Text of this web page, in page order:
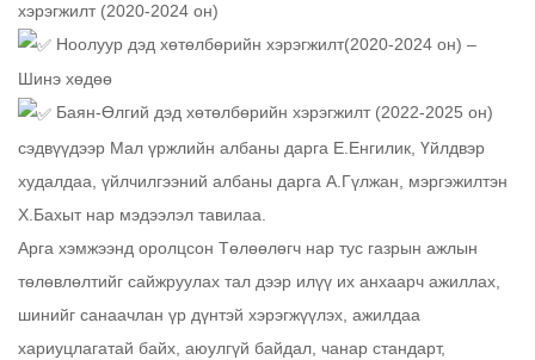
хэрэгжилт (2020-2024 он)
Ноолуур дэд хөтөлбөрийн хэрэгжилт(2020-2024 он) –
Шинэ хөдөө
Баян-Өлгий дэд хөтөлбөрийн хэрэгжилт (2022-2025 он)
сэдвүүдээр Мал үржлийн албаны дарга Е.Енгилик, Үйлдвэр
худалдаа, үйлчилгээний албаны дарга А.Гүлжан, мэргэжилтэн
Х.Бахыт нар мэдээлэл тавилаа.
Арга хэмжээнд оролцсон Төлөөлөгч нар тус газрын ажлын
төлөвлөлтийг сайжруулах тал дээр илүү их анхаарч ажиллах,
шинийг санаачлан үр дүнтэй хэрэгжүүлэх, ажилдаа
хариуцлагатай байх, аюулгүй байдал, чанар стандарт,